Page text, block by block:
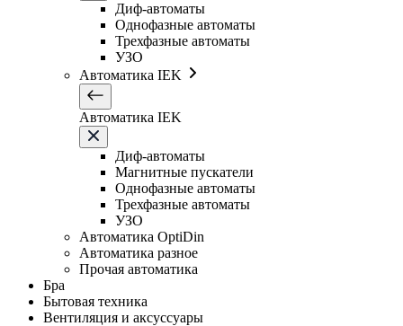
Диф-автоматы
Однофазные автоматы
Трехфазные автоматы
УЗО
Автоматика IEK
Автоматика IEK
Диф-автоматы
Магнитные пускатели
Однофазные автоматы
Трехфазные автоматы
УЗО
Автоматика OptiDin
Автоматика разное
Прочая автоматика
Бра
Бытовая техника
Вентиляция и аксуссуары